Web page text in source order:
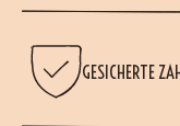
GESICHERTE